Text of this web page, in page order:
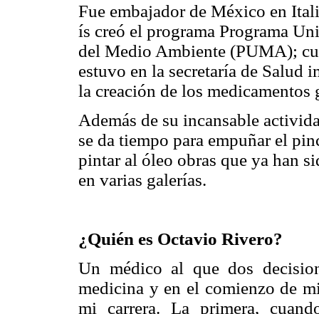
Fue embajador de México en
ís creó el programa Programa
del Medio Ambiente (PUMA);
estuvo en la secretaría de Salud
la creación de los medicamentos
Además de su incansable
se da tiempo para empuñar el
pintar al óleo obras que ya han
en varias galerías.
¿Quién es Octavio Rivero?
Un médico al que dos
medicina y en el comienzo de
mi carrera. La primera,